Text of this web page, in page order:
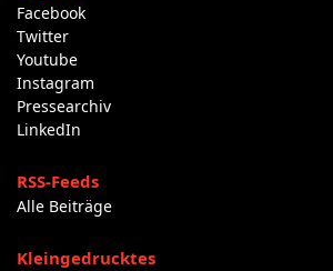
Facebook
Twitter
Youtube
Instagram
Pressearchiv
LinkedIn
RSS-Feeds
Alle Beiträge
Kleingedrucktes